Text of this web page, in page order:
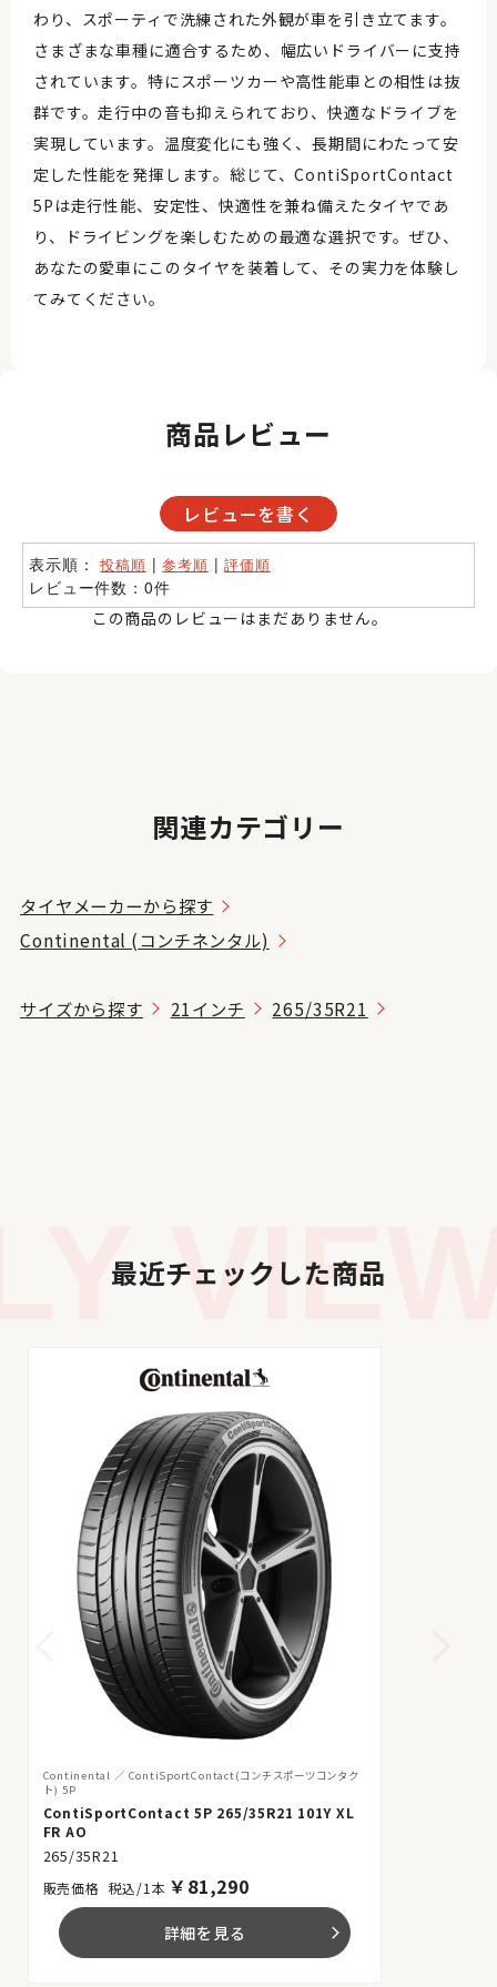
わり、スポーティで洗練された外観が車を引き立てます。
さまざまな車種に適合するため、幅広いドライバーに支持
されています。特にスポーツカーや高性能車との相性は抜
群です。走行中の音も抑えられており、快適なドライブを
実現しています。温度変化にも強く、長期間にわたって安
定した性能を発揮します。総じて、ContiSportContact
5Pは走行性能、安定性、快適性を兼ね備えたタイヤであ
り、ドライビングを楽しむための最適な選択です。ぜひ、
あなたの愛車にこのタイヤを装着して、その実力を体験し
てみてください。
商品レビュー
レビューを書く
表示順：投稿順 |参考順 |評価順
レビュー件数：0件
この商品のレビューはまだありません。
関連カテゴリー
タイヤメーカーから探す
Continental (コンチネンタル)
サイズから探す 21インチ 265/35R21
最近チェックした商品
Continental
ContiSportContact(コンチスポーツコンタク
ト) 5P
ContiSportContact 5P 265/35R21 101Y XL
FR AO
265/35R21
税込/1本 ￥ 81,290
詳細を見る arrow_forward_ios